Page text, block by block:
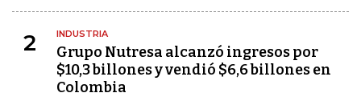
2 INDUSTRIA
Grupo Nutresa alcanzó ingresos por
$10,3 billones y vendió $6,6 billones en
Colombia